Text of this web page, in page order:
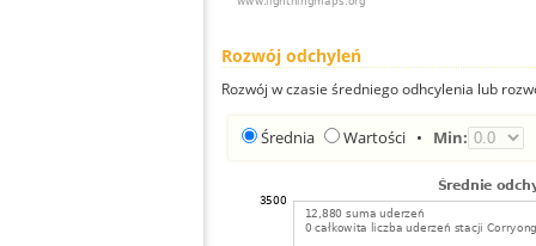
Rozwój odchyleń
Rozwój w czasie średniego odhcylenia lub
Średnia Wartości • Min: